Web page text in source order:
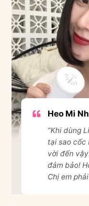
Heo Mi
“Khi dùng
tại sao cốc
vời đến
đảm bảo!
Chị em